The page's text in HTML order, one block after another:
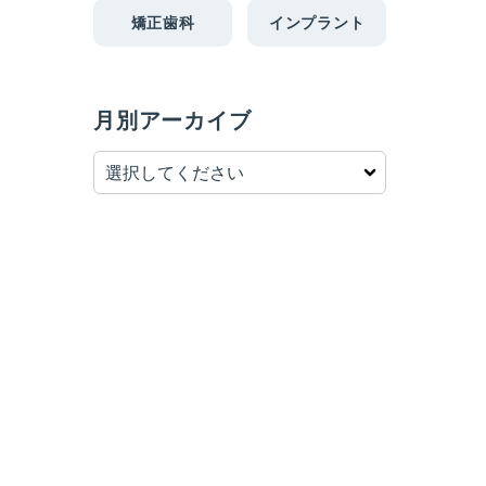
矯正歯科 インプラント
月別アーカイブ